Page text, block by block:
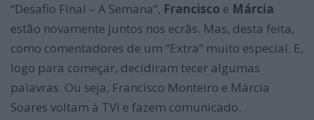
“Desafio Final – A Semana”, Francisco e Márcia
estão novamente juntos nos ecrãs. Mas, desta feita,
como comentadores de um “Extra” muito especial. E,
logo para começar, decidiram tecer algumas
palavras. Ou seja, Francisco Monteiro e Márcia
Soares voltam à TVI e fazem comunicado.